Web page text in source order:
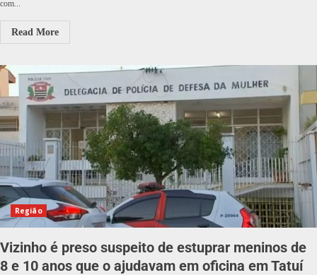
com...
Read More
Região
Vizinho é preso suspeito de estuprar meninos de
8 e 10 anos que o ajudavam em oficina em Tatuí